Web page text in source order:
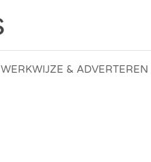
WERKWIJZE & ADVERTEREN